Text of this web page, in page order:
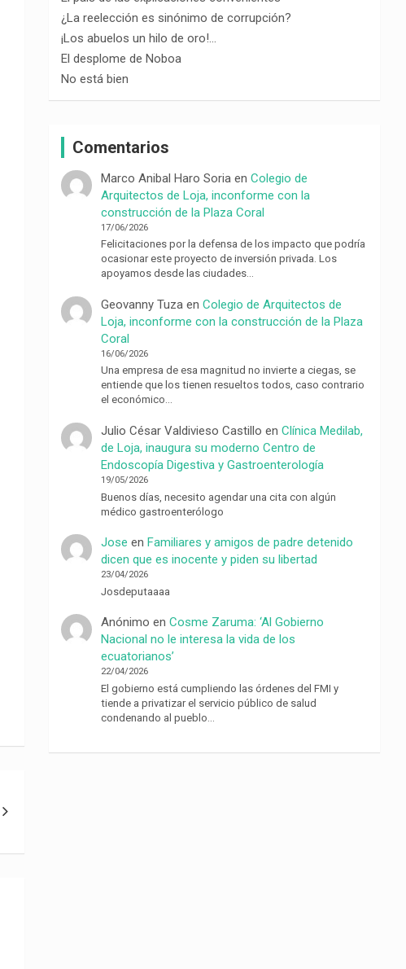
¿La reelección es sinónimo de corrupción?
¡Los abuelos un hilo de oro!…
El desplome de Noboa
No está bien
Comentarios
Marco Anibal Haro Soria enColegio de
Arquitectos de Loja, inconforme con la
construcción de la Plaza Coral
17/06/2026
Felicitaciones por la defensa de los impacto que podría
ocasionar este proyecto de inversión privada. Los
apoyamos desde las ciudades…
Geovanny Tuza enColegio de Arquitectos de
Loja, inconforme con la construcción de la Plaza
Coral
16/06/2026
Una empresa de esa magnitud no invierte a ciegas, se
entiende que los tienen resueltos todos, caso contrario
el económico…
Julio César Valdivieso Castillo enClínica Medilab,
de Loja, inaugura su moderno Centro de
Endoscopía Digestiva y Gastroenterología
19/05/2026
Buenos días, necesito agendar una cita con algún
médico gastroenterólogo
Jose enFamiliares y amigos de padre detenido
dicen que es inocente y piden su libertad
23/04/2026
Josdeputaaaa
Anónimo enCosme Zaruma: ‘Al Gobierno
Nacional no le interesa la vida de los
ecuatorianos’
22/04/2026
El gobierno está cumpliendo las órdenes del FMI y
tiende a privatizar el servicio público de salud
condenando al pueblo…